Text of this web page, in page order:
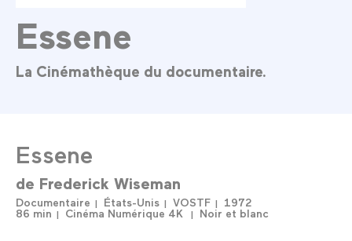
Essene
La Cinémathèque du documentaire.
Essene
de Frederick Wiseman
Documentaire États-Unis VOSTF
1972
86 min
Cinéma Numérique 4K Noir et blanc